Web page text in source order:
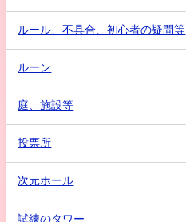
ルール、不具合、初心者の疑問等
ルーン
庭、施設等
投票所
次元ホール
試練のタワー